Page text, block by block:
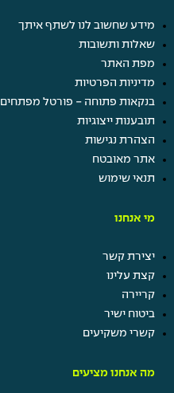
מידע שחשוב לנו לשתף איתך
שאלות ותשובות
מפת האתר
מדיניות הפרטיות
בנקאות פתוחה - פורטל מפתחים
תובענות ייצוגיות
הצהרת נגישות
אתר מאובטח
תנאי שימוש
מי אנחנו
יצירת קשר
קצת עלינו
קריירה
ביטוח ישיר
קשרי משקיעים
מה אנחנו מציעים